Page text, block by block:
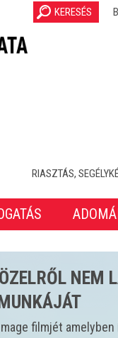
KERESÉS
RIASZTÁS,
ESETET
állt